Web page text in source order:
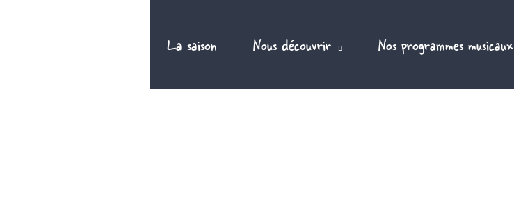
La saison Nous découvrir Nos programmes musicaux